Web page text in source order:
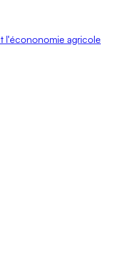
l'écononomie agricole